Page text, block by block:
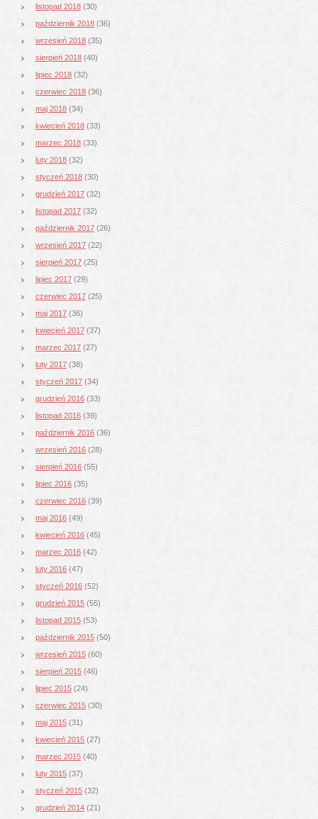
listopad 2018 (30)
październik 2018 (36)
wrzesień 2018 (35)
sierpień 2018 (40)
lipiec 2018 (32)
czerwiec 2018 (36)
maj 2018 (34)
kwiecień 2018 (33)
marzec 2018 (33)
luty 2018 (32)
styczeń 2018 (30)
grudzień 2017 (32)
listopad 2017 (32)
październik 2017 (26)
wrzesień 2017 (22)
sierpień 2017 (25)
lipiec 2017 (29)
czerwiec 2017 (25)
maj 2017 (36)
kwiecień 2017 (37)
marzec 2017 (27)
luty 2017 (38)
styczeń 2017 (34)
grudzień 2016 (33)
listopad 2016 (39)
październik 2016 (36)
wrzesień 2016 (28)
sierpień 2016 (55)
lipiec 2016 (35)
czerwiec 2016 (39)
maj 2016 (49)
kwiecień 2016 (45)
marzec 2016 (42)
luty 2016 (47)
styczeń 2016 (52)
grudzień 2015 (55)
listopad 2015 (53)
październik 2015 (50)
wrzesień 2015 (60)
sierpień 2015 (46)
lipiec 2015 (24)
czerwiec 2015 (30)
maj 2015 (31)
kwiecień 2015 (27)
marzec 2015 (40)
luty 2015 (37)
styczeń 2015 (32)
grudzień 2014 (21)